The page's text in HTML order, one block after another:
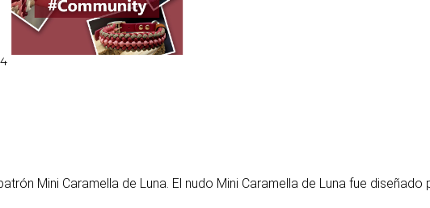
Mini Caramella de Luna. El nudo Mini Caramella de Luna fue diseñado